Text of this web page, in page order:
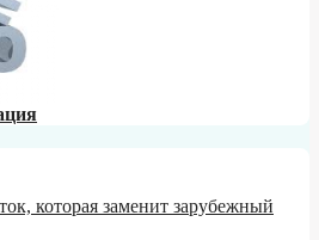
которая заменит зарубежный